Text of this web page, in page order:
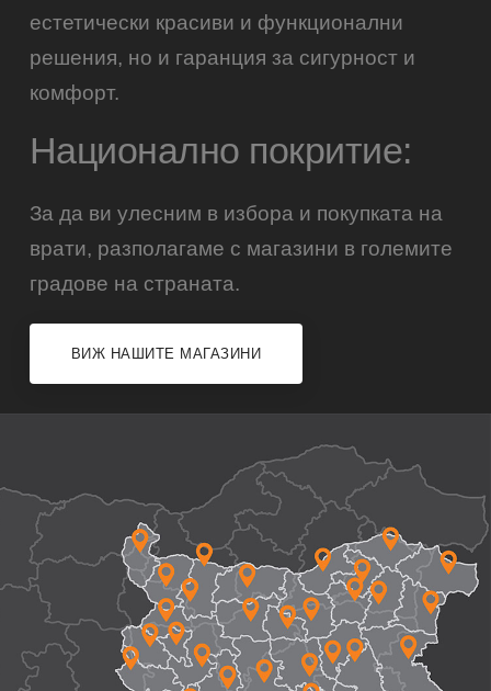
естетически красиви и функционални
решения, но и гаранция за сигурност и
комфорт.
Национално покритие:
За да ви улесним в избора и покупката на
врати, разполагаме с магазини в големите
градове на страната.
ВИЖ НАШИТЕ МАГАЗИНИ